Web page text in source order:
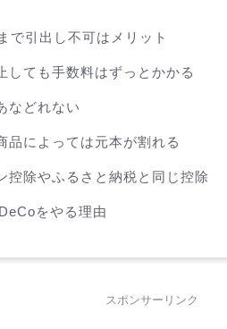
で引出し不可はメリット
しても手数料はずっとかかる
などれない
品によっては元本が割れる
控除やふるさと納税と同じ控除
をやる理由
スポンサーリンク